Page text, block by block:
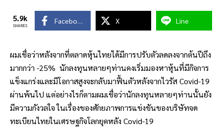
5.9k
SHARES
Facebook X Line
ผมเชื่อว่าหลังจากที่ตลาดหุ้นไทยได้มีการปรับตัวลดลงจากต้นปีถึง
มากกว่า -25% นักลงทุนหลายๆท่านคงเริ่มมองหาหุ้นที่มีกิจการ
แข็งแกร่งและมีโอกาสสูงจะกลับมาฟื้นตัวหลังจากไวรัส Covid-19
ผ่านพ้นไป แต่อย่างไรก็ตามผมเชื่อว่านักลงทุนหลายๆท่านนั้นยัง
มีความกังวลใจ ในเรื่องของศักยภาพการแข่งขันของบริษัทจด
ทะเบียนไทยในเศรษฐกิจโลกยุคหลัง Covid-19